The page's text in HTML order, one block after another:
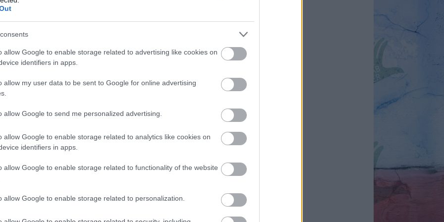
allow Google to enable storage related to advertising like cookies on
identifiers in apps.
allow my user data to be sent to Google for online advertising
allow Google to send me personalized advertising.
allow Google to enable storage related to analytics like cookies on
identifiers in apps.
allow Google to enable storage related to functionality of the website
allow Google to enable storage related to personalization.
oda rohangáltam, beütött a szakdolgozat végső
interjúkat veszek fel, zoomos előadásokat hallgatok és
árasztottam el az általam kiszemelt, potenciális
Műv Ház és Ima Ház
Svéd